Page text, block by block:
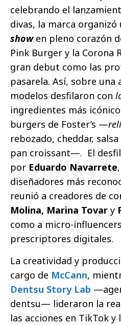
celebrando el
divas, la marca
showen pleno corazón
Pink Burger y la Corona
gran debut como las
pasarela. Así, sobre
modelos desfilaron con
ingredientes más
burgers de Foster’s —
rebozado, cheddar, salsa
pan croissant—. El
por Eduardo Navarrete
diseñadores más
reunió a creadores de
Molina, Marina Tovar y
como a micro-
prescriptores digitales.
La creatividad y
cargo de McCann,
Dentsu Story Lab
dentsu— lideraron la
las acciones en TikTok